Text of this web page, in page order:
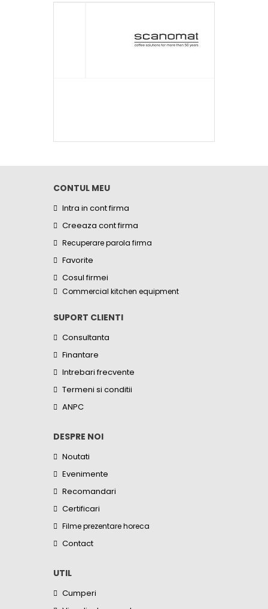
CONTUL MEU
Intra in cont firma
Creeaza cont firma
Recuperare parola firma
Favorite
Cosul firmei
Commercial kitchen equipment
SUPORT CLIENTI
Consultanta
Finantare
Intrebari frecvente
Termeni si conditii
ANPC
DESPRE NOI
Noutati
Evenimente
Recomandari
Certificari
Filme prezentare horeca
Contact
UTIL
Cumperi